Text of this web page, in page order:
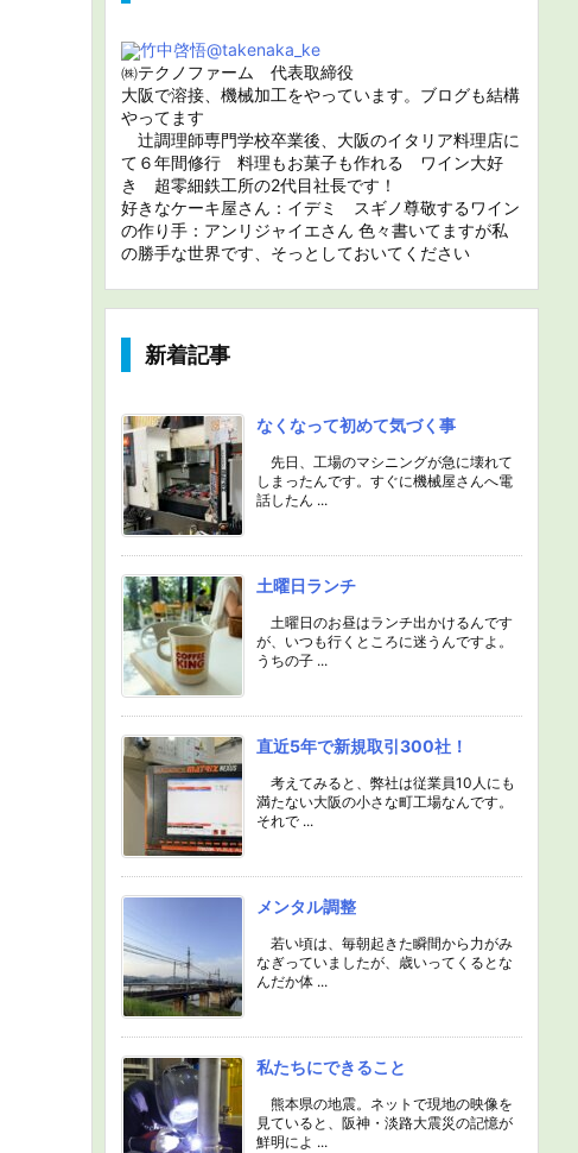
竹中啓悟@takenaka_ke
㈱テクノファーム 代表取締役
大阪で溶接、機械加工をやっています。ブログも結構
やってます
辻調理師専門学校卒業後、大阪のイタリア料理店に
て６年間修行 料理もお菓子も作れる ワイン大好
き 超零細鉄工所の2代目社長です！
好きなケーキ屋さん：イデミ スギノ尊敬するワイン
の作り手：アンリジャイエさん 色々書いてますが私
の勝手な世界です、そっとしておいてください
新着記事
なくなって初めて気づく事
先日、工場のマシニングが急に壊れて
しまったんです。すぐに機械屋さんへ電
話したん ...
土曜日ランチ
土曜日のお昼はランチ出かけるんです
が、いつも行くところに迷うんですよ。
うちの子 ...
直近5年で新規取引300社！
考えてみると、弊社は従業員10人にも
満たない大阪の小さな町工場なんです。
それで ...
メンタル調整
若い頃は、毎朝起きた瞬間から力がみ
なぎっていましたが、歳いってくるとな
んだか体 ...
私たちにできること
熊本県の地震。ネットで現地の映像を
見ていると、阪神・淡路大震災の記憶が
鮮明によ ...